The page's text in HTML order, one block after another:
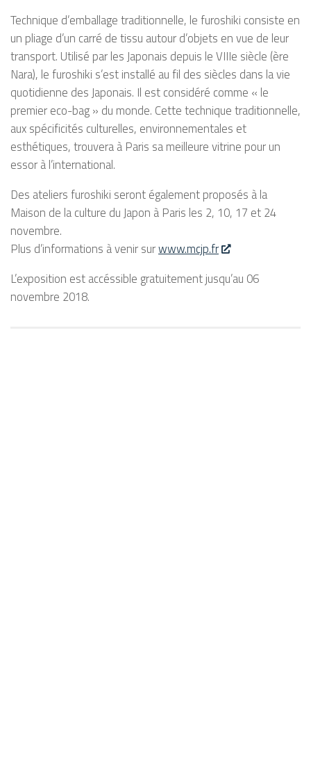
Technique d’emballage traditionnelle, le furoshiki consiste en
un pliage d’un carré de tissu autour d’objets en vue de leur
transport. Utilisé par les Japonais depuis le VIIIe siècle (ère
Nara), le furoshiki s’est installé au fil des siècles dans la vie
quotidienne des Japonais. Il est considéré comme « le
premier eco-bag » du monde. Cette technique traditionnelle,
aux spécificités culturelles, environnementales et
esthétiques, trouvera à Paris sa meilleure vitrine pour un
essor à l’international.
Des ateliers furoshiki seront également proposés à la
Maison de la culture du Japon à Paris les 2, 10, 17 et 24
novembre.
Plus d’informations à venir surwww.mcjp.fr
L’exposition est accéssible gratuitement jusqu’au 06
novembre 2018.